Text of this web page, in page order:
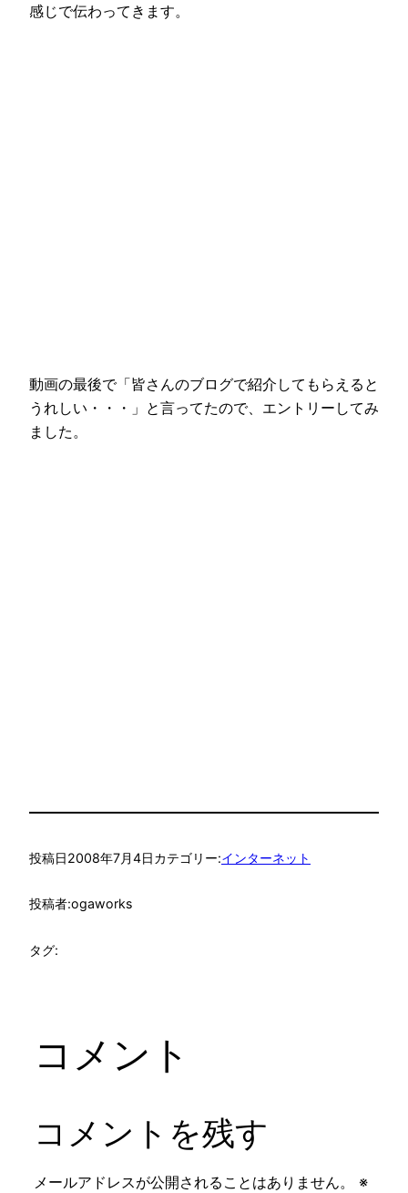
感じで伝わってきます。
動画の最後で「皆さんのブログで紹介してもらえると
うれしい・・・」と言ってたので、エントリーしてみ
ました。
投稿日2008年7月4日カテゴリー:インターネット
投稿者:ogaworks
タグ:
コメント
コメントを残す
メールアドレスが公開されることはありません。
※